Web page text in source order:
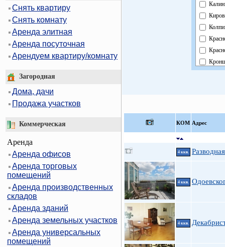
Снять квартиру
Снять комнату
Аренда элитная
Аренда посуточная
Арендуем квартиру/комнату
Загородная
Дома, дачи
Продажа участков
Коммерческая
Аренда
Аренда офисов
Аренда торговых
помещений
Аренда производственных
складов
Аренда зданий
Аренда земельных участков
Аренда универсальных
помещений
КOМ Адрес
4 ккв.
4 ккв.
4 ккв.